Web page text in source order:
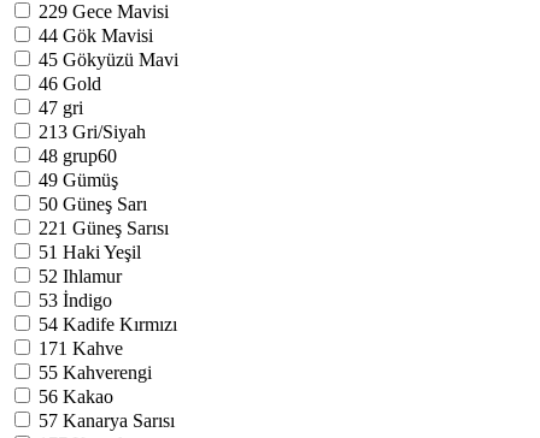
229 Gece Mavisi
44 Gök Mavisi
45 Gökyüzü Mavi
46 Gold
47 gri
213 Gri/Siyah
48 grup60
49 Gümüş
50 Güneş Sarı
221 Güneş Sarısı
51 Haki Yeşil
52 Ihlamur
53 İndigo
54 Kadife Kırmızı
171 Kahve
55 Kahverengi
56 Kakao
57 Kanarya Sarısı